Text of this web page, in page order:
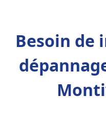
Besoin de